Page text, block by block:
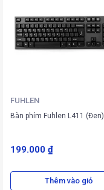
FUHLEN
Bàn phím Fuhlen L411 (Đen)
199.000 ₫
Thêm vào giỏ